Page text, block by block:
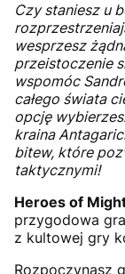
Czy staniesz u
wesprzesz
przeistoczenie
wspomóc
całego świata
opcję
kraina
bitew, które
taktycznymi!
Heroes of
przygodowa
z kultowej gry
Rozpoczynasz